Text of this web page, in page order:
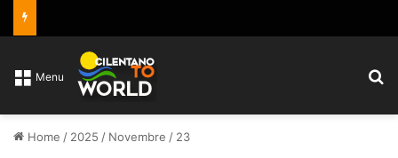
Menu
Home / 2025 / Novembre / 23